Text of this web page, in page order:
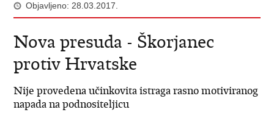
Objavljeno: 28.03.2017.
Nova presuda - Škorjanec
protiv Hrvatske
Nije provedena učinkovita istraga rasno motiviranog
napada na podnositeljicu